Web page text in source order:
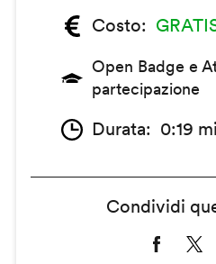
Costo
Open Badge e
partecipazione
Durata 0:19
Condividi